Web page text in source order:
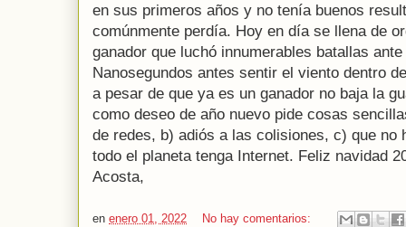
en sus primeros años y no tenía buenos
comúnmente perdía. Hoy en día se llena de
ganador que luchó innumerables batallas
Nanosegundos antes sentir el viento dentro
a pesar de que ya es un ganador no baja la
como deseo de año nuevo pide cosas
de redes, b) adiós a las colisiones, c) que no
todo el planeta tenga Internet. Feliz navidad
Acosta,
en enero 01, 2022 No hay comentarios: